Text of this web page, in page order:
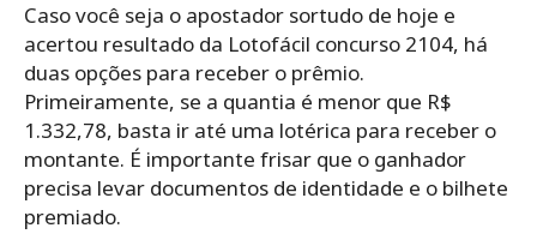
Caso você seja o apostador sortudo de hoje e
acertou resultado da Lotofácil concurso 2104, há
duas opções para receber o prêmio.
Primeiramente, se a quantia é menor que R$
1.332,78, basta ir até uma lotérica para receber o
montante. É importante frisar que o ganhador
precisa levar documentos de identidade e o bilhete
premiado.